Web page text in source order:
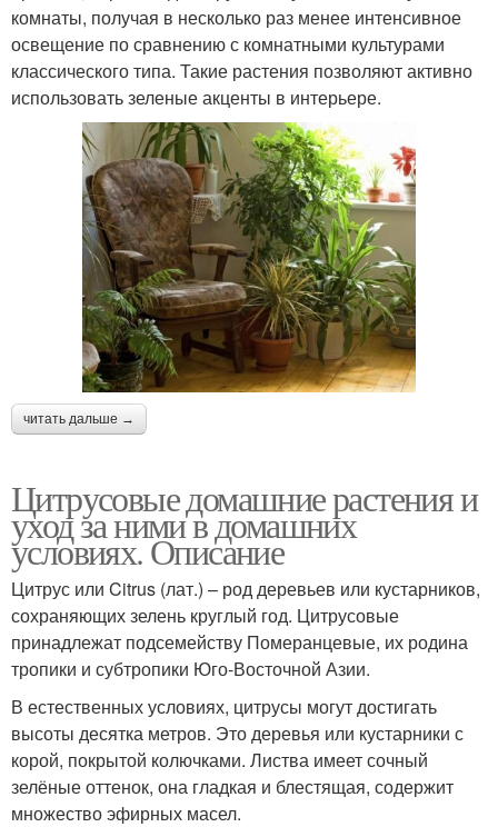
комнаты, получая в несколько раз менее интенсивное
освещение по сравнению с комнатными культурами
классического типа. Такие растения позволяют активно
использовать зеленые акценты в интерьере.
читать дальше →
Цитрусовые домашние растения и
уход за ними в домашних
условиях. Описание
Цитрус или Citrus (лат.) – род деревьев или кустарников,
сохраняющих зелень круглый год. Цитрусовые
принадлежат подсемейству Померанцевые, их родина
тропики и субтропики Юго-Восточной Азии.
В естественных условиях, цитрусы могут достигать
высоты десятка метров. Это деревья или кустарники с
корой, покрытой колючками. Листва имеет сочный
зелёные оттенок, она гладкая и блестящая, содержит
множество эфирных масел.